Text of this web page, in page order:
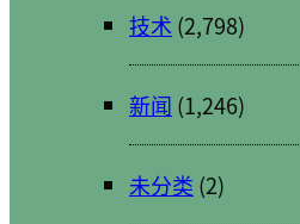
技术 (2,798)
新闻 (1,246)
未分类 (2)